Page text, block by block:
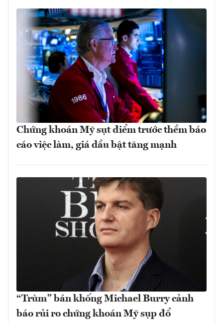
Chứng khoán Mỹ sụt điểm trước thềm báo
cáo việc làm, giá dầu bật tăng mạnh
“Trùm” bán khống Michael Burry cảnh
báo rủi ro chứng khoán Mỹ sụp đổ